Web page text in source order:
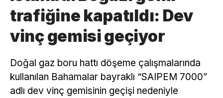
trafiğine kapatıldı: Dev
vinç gemisi geçiyor
Doğal gaz boru hattı döşeme çalışmalarında
kullanılan Bahamalar bayraklı “SAIPEM 7000”
adlı dev vinç gemisinin geçişi nedeniyle